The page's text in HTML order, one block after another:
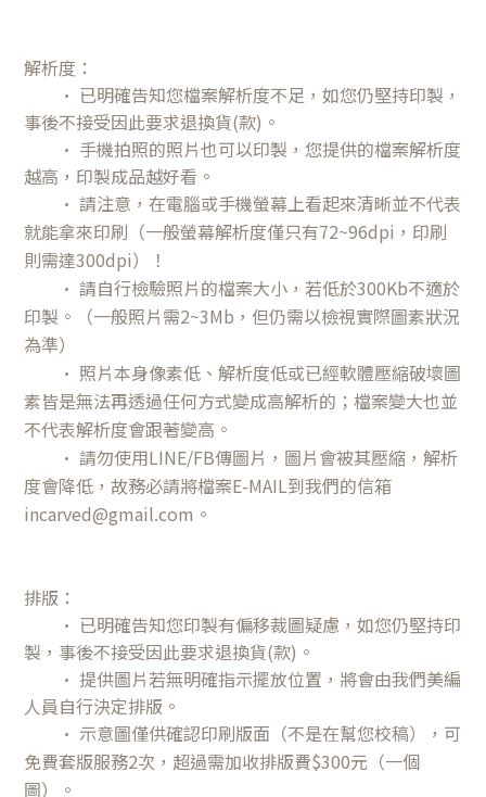
解析度：
• 已明確告知您檔案解析度不足，如您仍堅持印製，
事後不接受因此要求退換貨(款)。
• 手機拍照的照片也可以印製，您提供的檔案解析度
越高，印製成品越好看。
• 請注意，在電腦或手機螢幕上看起來清晰並不代表
就能拿來印刷（一般螢幕解析度僅只有72~96dpi，印刷
則需達300dpi）！
• 請自行檢驗照片的檔案大小，若低於300Kb不適於
印製。（一般照片需2~3Mb，但仍需以檢視實際圖素狀況
為準）
• 照片本身像素低、解析度低或已經軟體壓縮破壞圖
素皆是無法再透過任何方式變成高解析的；檔案變大也並
不代表解析度會跟著變高。
• 請勿使用LINE/FB傳圖片，圖片會被其壓縮，解析
度會降低，故務必請將檔案E-MAIL到我們的信箱
incarved@gmail.com 。
排版：
• 已明確告知您印製有偏移裁圖疑慮 ，如您仍堅持印
製，事後不接受因此要求退換貨(款)。
• 提供圖片若無明確指示擺放位置，將會由我們美編
人員自行決定排版。
• 示意圖僅供確認印刷版面（不是在幫您校稿），可
免費套版服務2次，超過需加收排版費$300元（一個
圖）。